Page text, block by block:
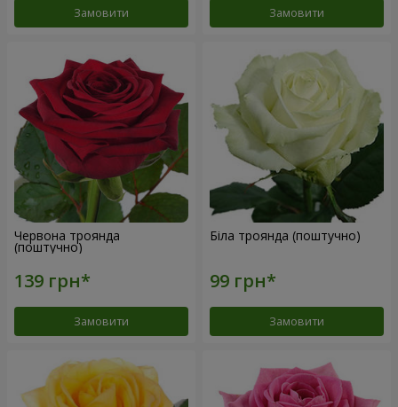
Замовити Замовити
Червона троянда
(поштучно)
Замовити
Біла троянда (поштучно)
Замовити